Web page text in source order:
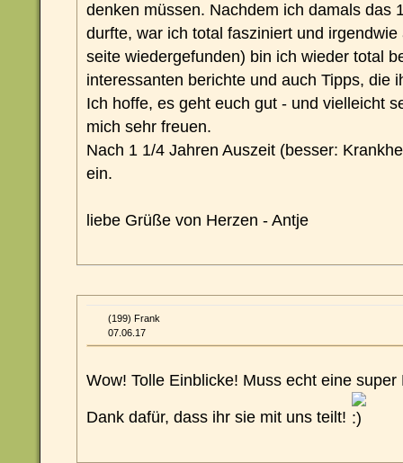
denken müssen. Nachdem ich damals das
durfte, war ich total fasziniert und
seite wiedergefunden) bin ich wieder total
interessanten berichte und auch Tipps, die
Ich hoffe, es geht euch gut - und vielleicht
mich sehr freuen.
Nach 1 1/4 Jahren Auszeit (besser:
ein.
liebe Grüße von Herzen - Antje
(199) Frank
07.06.17
Wow! Tolle Einblicke! Muss echt eine
Dank dafür, dass ihr sie mit uns teilt!